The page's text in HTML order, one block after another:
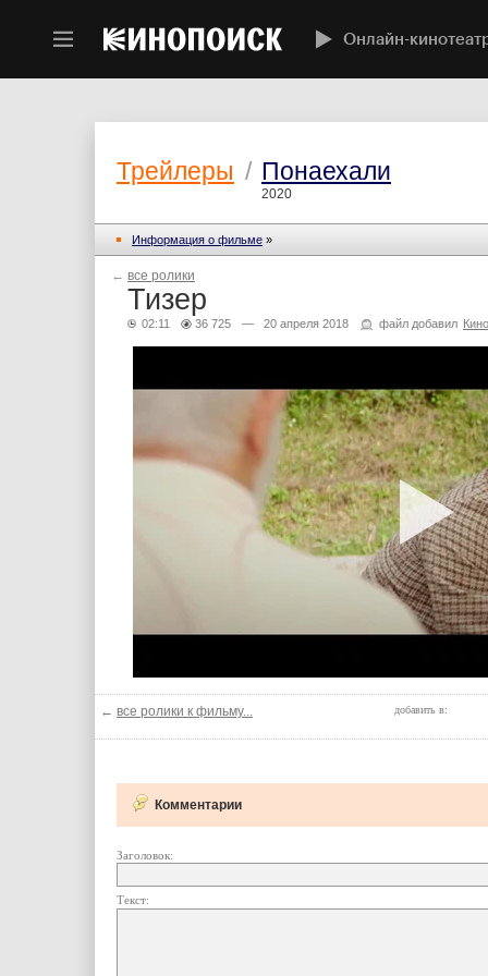
Онлайн-
Трейлеры / Понаехали
2020
Информация о фильме »
← все ролики
Тизер
02:11 36 725 — 20 апреля 2018 файл добавил
← все ролики к фильму... добавить в:
Комментарии
Заголовок:
Текст: